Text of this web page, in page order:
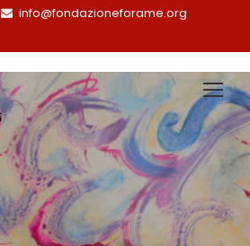
info@fondazioneforame.org